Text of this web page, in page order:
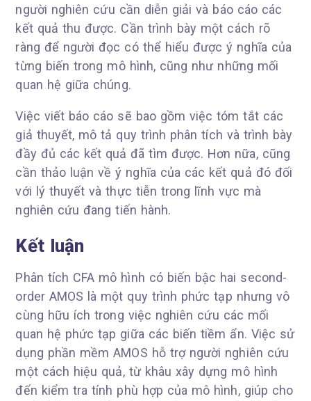
người nghiên cứu cần diễn giải và báo cáo các
kết quả thu được. Cần trình bày một cách rõ
ràng để người đọc có thể hiểu được ý nghĩa của
từng biến trong mô hình, cũng như những mối
quan hệ giữa chúng.
Việc viết báo cáo sẽ bao gồm việc tóm tắt các
giả thuyết, mô tả quy trình phân tích và trình bày
đầy đủ các kết quả đã tìm được. Hơn nữa, cũng
cần thảo luận về ý nghĩa của các kết quả đó đối
với lý thuyết và thực tiễn trong lĩnh vực mà
nghiên cứu đang tiến hành.
Kết luận
Phân tích CFA mô hình có biến bậc hai second-
order AMOS là một quy trình phức tạp nhưng vô
cùng hữu ích trong việc nghiên cứu các mối
quan hệ phức tạp giữa các biến tiềm ẩn. Việc sử
dụng phần mềm AMOS hỗ trợ người nghiên cứu
một cách hiệu quả, từ khâu xây dựng mô hình
đến kiểm tra tính phù hợp của mô hình, giúp cho